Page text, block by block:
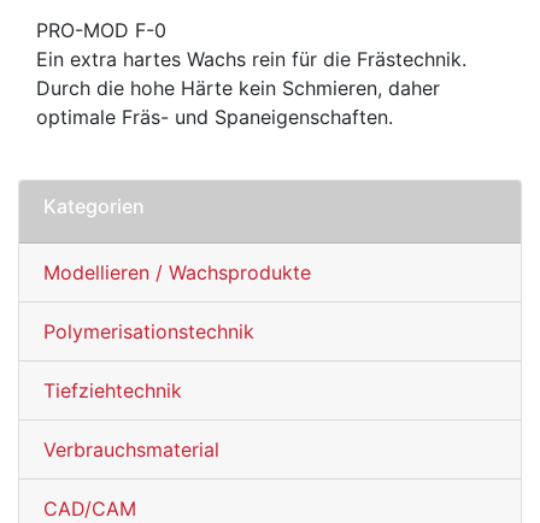
PRO-MOD F-0
Ein extra hartes Wachs rein für die Frästechnik.
Durch die hohe Härte kein Schmieren, daher
optimale Fräs- und Spaneigenschaften.
Kategorien
Modellieren / Wachsprodukte
Polymerisationstechnik
Tiefziehtechnik
Verbrauchsmaterial
CAD/CAM